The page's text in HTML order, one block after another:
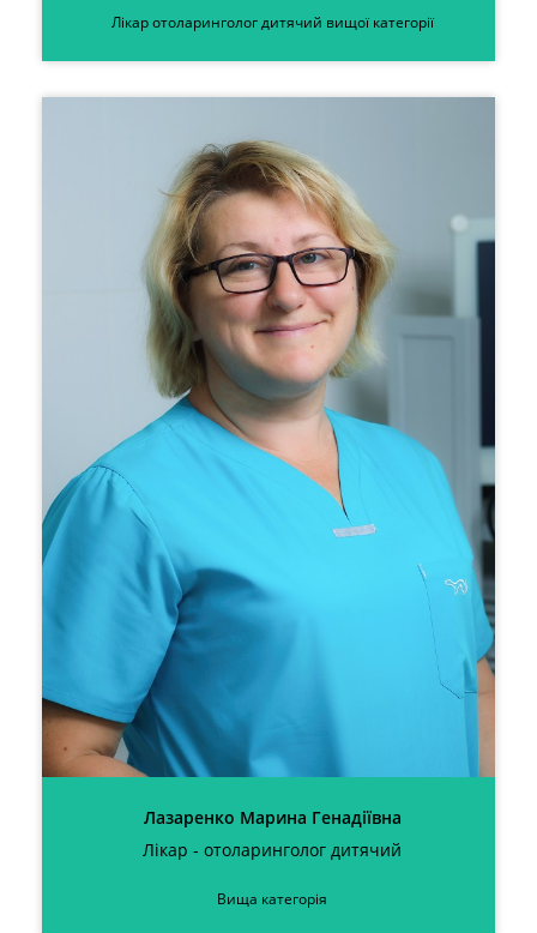
Лікар отоларинголог дитячий вищої категорії
Лазаренко Марина Генадіївна
Лікар - отоларинголог дитячий
Вища категорія